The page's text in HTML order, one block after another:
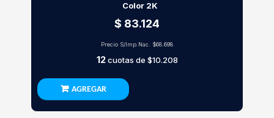
Color 2K
$ 83.124
Precio S/Imp.Nac. $68.698
12cuotas de $10.208
AGREGAR